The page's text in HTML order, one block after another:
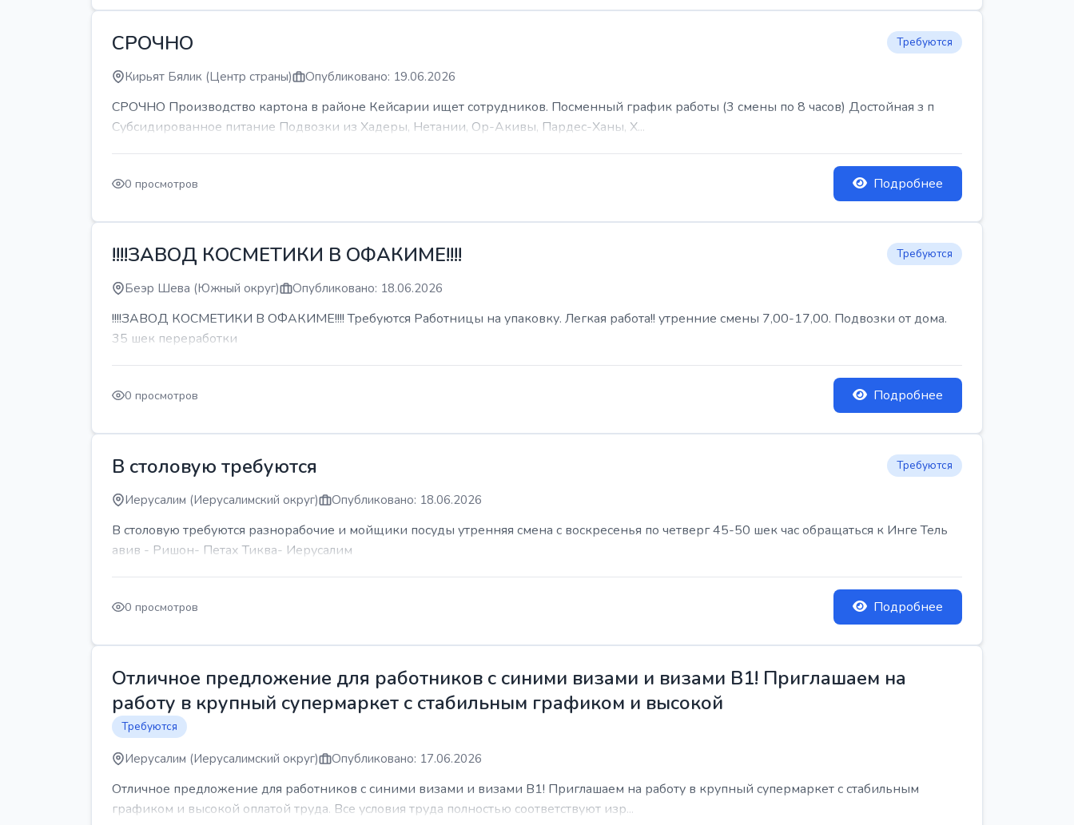
СРОЧНО Требуются
Кирьят Бялик (Центр страны) Опубликовано: 19.06.2026
СРОЧНО Производство картона в районе Кейсарии ищет сотрудников. Посменный график работы (3 смены по 8 часов) Достойная з п
Субсидированное питание Подвозки из Хадеры, Нетании, Ор-Акивы, Пардес-Ханы, Х...
0 просмотров Подробнее
!!!!ЗАВОД КОСМЕТИКИ В ОФАКИМЕ!!!! Требуются
Беэр Шева (Южный округ) Опубликовано: 18.06.2026
!!!!ЗАВОД КОСМЕТИКИ В ОФАКИМЕ!!!! Требуются Работницы на упаковку. Легкая работа!! утренние смены 7,00-17,00. Подвозки от дома.
35 шек переработки
0 просмотров Подробнее
В столовую требуются Требуются
Иерусалим (Иерусалимский округ) Опубликовано: 18.06.2026
В столовую требуются разнорабочие и мойщики посуды утренняя смена с воскресенья по четверг 45-50 шек час обращаться к Инге Тель
авив - Ришон- Петах Тиква- Иерусалим
0 просмотров Подробнее
Отличное предложение для работников с синими визами и визами B1! Приглашаем на
работу в крупный супермаркет с стабильным графиком и высокой
Требуются
Иерусалим (Иерусалимский округ) Опубликовано: 17.06.2026
Отличное предложение для работников с синими визами и визами B1! Приглашаем на работу в крупный супермаркет с стабильным
графиком и высокой оплатой труда. Все условия труда полностью соответствуют изр...